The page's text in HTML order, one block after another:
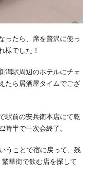
ったら、席を贅沢に使っ
様でした！
潟駅周辺のホテルにチェ
たら居酒屋タイムでござ
駅前の安兵衛本店にて乾
半で一次会終了。
うことで宿に戻って、残
華街で飲む店を探して